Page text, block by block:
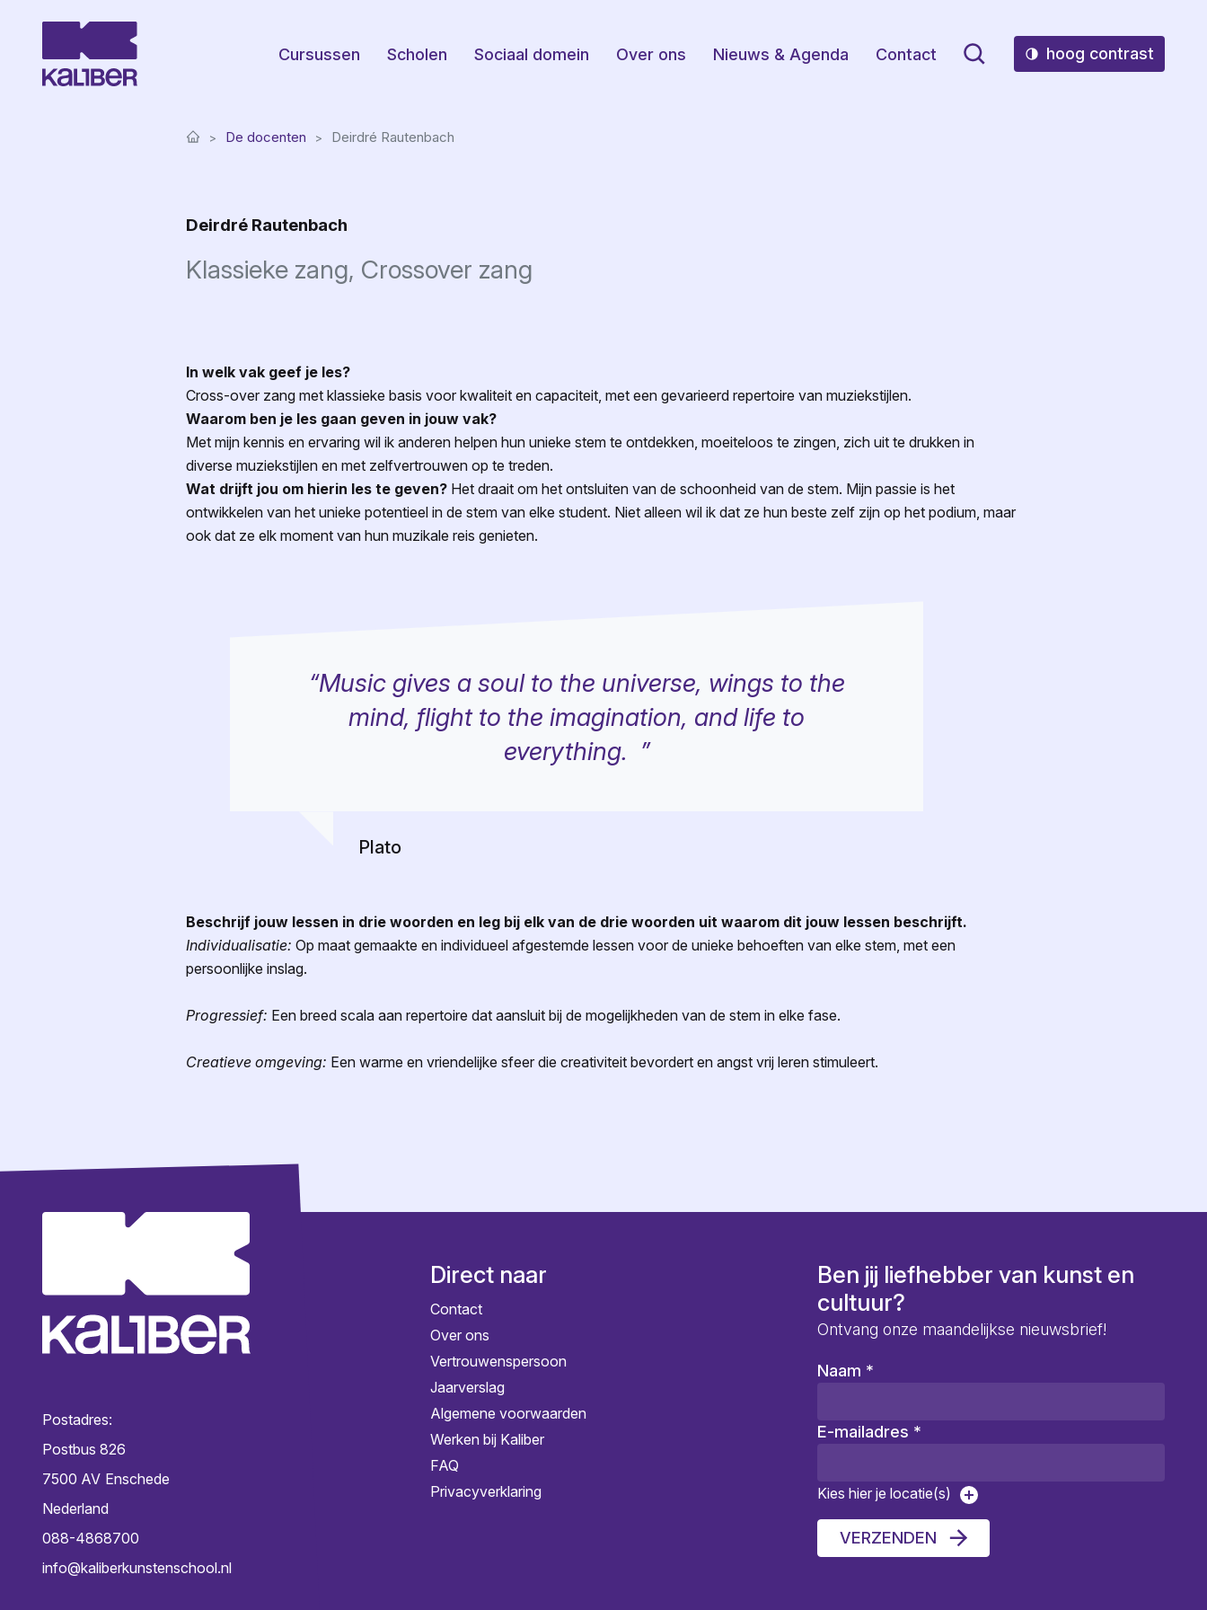
Cursussen Scholen Sociaal domein Over ons Nieuws & Agenda Contact hoog contrast
De docenten Deirdré Rautenbach
Deirdré Rautenbach
Klassieke zang, Crossover zang
In welk vak geef je les?
Cross-over zang met klassieke basis voor kwaliteit en capaciteit, met een gevarieerd repertoire van muziekstijlen.
Waarom ben je les gaan geven in jouw vak?
Met mijn kennis en ervaring wil ik anderen helpen hun unieke stem te ontdekken, moeiteloos te zingen, zich uit te drukken in
diverse muziekstijlen en met zelfvertrouwen op te treden.
Wat drijft jou om hierin les te geven? Het draait om het ontsluiten van de schoonheid van de stem. Mijn passie is het
ontwikkelen van het unieke potentieel in de stem van elke student. Niet alleen wil ik dat ze hun beste zelf zijn op het podium, maar
ook dat ze elk moment van hun muzikale reis genieten.
“Music gives a soul to the universe, wings to the
mind, flight to the imagination, and life to
everything. ”
Plato
Beschrijf jouw lessen in drie woorden en leg bij elk van de drie woorden uit waarom dit jouw lessen beschrijft.
Individualisatie: Op maat gemaakte en individueel afgestemde lessen voor de unieke behoeften van elke stem, met een
persoonlijke inslag.
Progressief: Een breed scala aan repertoire dat aansluit bij de mogelijkheden van de stem in elke fase.
Creatieve omgeving: Een warme en vriendelijke sfeer die creativiteit bevordert en angst vrij leren stimuleert.
Postadres:
Postbus 826
7500 AV Enschede
Nederland
088-4868700
info@kaliberkunstenschool.nl
Direct naar
Contact
Over ons
Vertrouwenspersoon
Jaarverslag
Algemene voorwaarden
Werken bij Kaliber
FAQ
Privacyverklaring
Ben jij liefhebber van kunst en
cultuur?
Ontvang onze maandelijkse nieuwsbrief!
Naam *
E-mailadres *
Kies hier je locatie(s)
VERZENDEN